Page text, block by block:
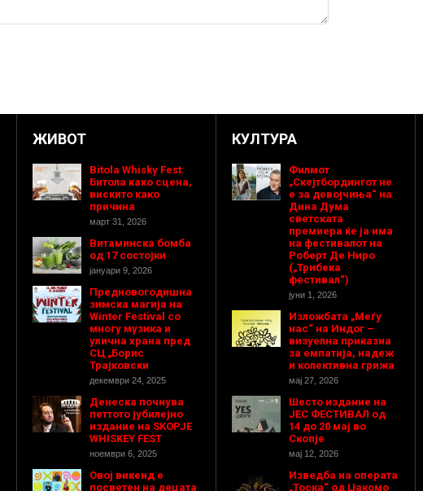
ЖИВОТ
Bitola Whisky Fest:
Битола како сцена,
вискито како
причина
март 31, 2026
Витаминска бомба
од 17 состојки
јануари 9, 2026
Предновогодишнa
зимска магија на
Winter Festival со
многу музика и
улична храна пред
СЦ „Борис
Трајковски
декември 24, 2025
Денеска почнува
петтото јубилејно
издание на SKOPJE
WHISKEY FEST
ноември 6, 2025
Овој викенд е
посветен на децата
КУЛТУРА
Филмот
„Скејтбордингот не
е за девојчиња“ на
Дина Дума
светската
премиера ќе ја има
на фестивалот на
Роберт Де Ниро
(„Трибека
фестивал“)
јуни 1, 2026
Изложбата „Меѓу
нас“ на Индог –
визуелна приказна
за емпатија, надеж
и колективна грижа
мај 27, 2026
Шесто издание на
ЈЕС ФЕСТИВАЛ од
14 до 20 мај во
Скопје
мај 12, 2026
Изведба на операта
„Тоска“ од Џакомо